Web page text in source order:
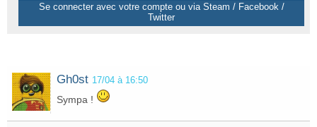
Se connecter avec votre compte ou via Steam / Facebook /
Twitter
Gh0st 17/04 à 16:50
Sympa !